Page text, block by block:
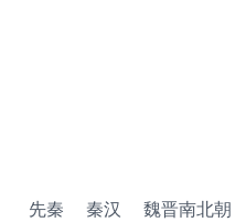
先秦 秦汉 魏晋南北朝